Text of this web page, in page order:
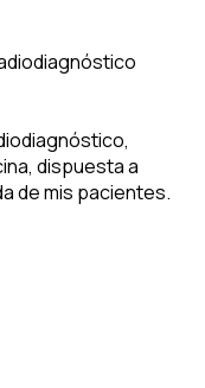
dispuesta a
de mis pacientes.